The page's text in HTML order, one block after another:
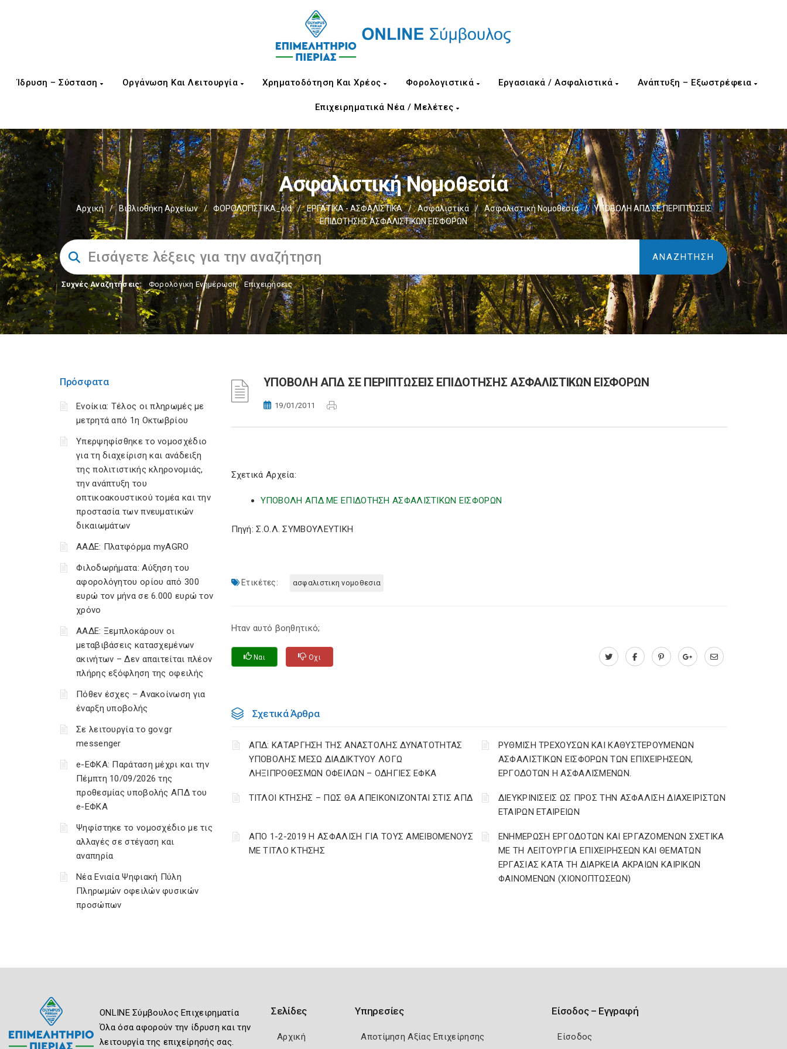
Ίδρυση – Σύσταση Οργάνωση Και Λειτουργία Χρηματοδότηση Και Χρέος Φορολογιστικά Εργασιακά / Ασφαλιστικά Ανάπτυξη – Εξωστρέφεια
Επιχειρηματικά Νέα / Μελέτες
Ασφαλιστική Νομοθεσία
Αρχική / Βιβλιοθήκη Αρχείων / ΦΟΡΟΛΟΓΙΣΤΙΚΑ_old / ΕΡΓΑΤΙΚΑ - ΑΣΦΑΛΙΣΤΙΚΑ / Ασφαλιστικά / Ασφαλιστική Νομοθεσία /
ΥΠΟΒΟΛΗ ΑΠΔ ΣΕ ΠΕΡΙΠΤΩΣΕΙΣ
ΕΠΙΔΟΤΗΣΗΣ ΑΣΦΑΛΙΣΤΙΚΩΝ ΕΙΣΦΟΡΩΝ
Συχνές Αναζητήσεις: Φορολογικη Ενημέρωση, Επιχειρήσεις
Πρόσφατα
Ενοίκια: Τέλος οι πληρωμές με
μετρητά από 1η Οκτωβρίου
Υπερψηφίσθηκε το νομοσχέδιο
για τη διαχείριση και ανάδειξη
της πολιτιστικής κληρονομιάς,
την ανάπτυξη του
οπτικοακουστικού τομέα και την
προστασία των πνευματικών
δικαιωμάτων
ΑΑΔΕ: Πλατφόρμα myAGRO
Φιλοδωρήματα: Αύξηση του
αφορολόγητου ορίου από 300
ευρώ τον μήνα σε 6.000 ευρώ τον
χρόνο
ΑΑΔΕ: Ξεμπλοκάρουν οι
μεταβιβάσεις κατασχεμένων
ακινήτων – Δεν απαιτείται πλέον
πλήρης εξόφληση της οφειλής
Πόθεν έσχες – Ανακοίνωση για
έναρξη υποβολής
Σε λειτουργία το gov.gr
messenger
e-ΕΦΚΑ: Παράταση μέχρι και την
Πέμπτη 10/09/2026 της
προθεσμίας υποβολής ΑΠΔ του
e-ΕΦΚΑ
Ψηφίστηκε το νομοσχέδιο με τις
αλλαγές σε στέγαση και
αναπηρία
Νέα Ενιαία Ψηφιακή Πύλη
Πληρωμών οφειλών φυσικών
προσώπων
ΥΠΟΒΟΛΗ ΑΠΔ ΣΕ ΠΕΡΙΠΤΩΣΕΙΣ ΕΠΙΔΟΤΗΣΗΣ ΑΣΦΑΛΙΣΤΙΚΩΝ ΕΙΣΦΟΡΩΝ
19/01/2011
Σχετικά Αρχεία:
ΥΠΟΒΟΛΗ ΑΠΔ ΜΕ ΕΠΙΔΟΤΗΣΗ ΑΣΦΑΛΙΣΤΙΚΩΝ ΕΙΣΦΟΡΩΝ
Πηγή: Σ.Ο.Λ. ΣΥΜΒΟΥΛΕΥΤΙΚΗ
Ετικέτες: ασφαλιστικη νομοθεσια
Ηταν αυτό βοηθητικό;
Ναι Οχι
Σχετικά Άρθρα
ΑΠΔ: ΚΑΤΑΡΓΗΣΗ ΤΗΣ ΑΝΑΣΤΟΛΗΣ ΔΥΝΑΤΟΤΗΤΑΣ
ΥΠΟΒΟΛΗΣ ΜΕΣΩ ΔΙΑΔΙΚΤΥΟΥ ΛΟΓΩ
ΛΗΞΙΠΡΟΘΕΣΜΩΝ ΟΦΕΙΛΩΝ – ΟΔΗΓΙΕΣ ΕΦΚΑ
ΡΥΘΜΙΣΗ ΤΡΕΧΟΥΣΩΝ ΚΑΙ ΚΑΘΥΣΤΕΡΟΥΜΕΝΩΝ
ΑΣΦΑΛΙΣΤΙΚΩΝ ΕΙΣΦΟΡΩΝ ΤΩΝ ΕΠΙΧΕΙΡΗΣΕΩΝ,
ΕΡΓΟΔΟΤΩΝ Η ΑΣΦΑΛΙΣΜΕΝΩΝ.
ΤΙΤΛΟΙ ΚΤΗΣΗΣ – ΠΩΣ ΘΑ ΑΠΕΙΚΟΝΙΖΟΝΤΑΙ ΣΤΙΣ ΑΠΔ
ΔΙΕΥΚΡΙΝΙΣΕΙΣ ΩΣ ΠΡΟΣ ΤΗΝ ΑΣΦΑΛΙΣΗ ΔΙΑΧΕΙΡΙΣΤΩΝ
ΕΤΑΙΡΩΝ ΕΤΑΙΡΕΙΩΝ
ΑΠΟ 1-2-2019 Η ΑΣΦΑΛΙΣΗ ΓΙΑ ΤΟΥΣ ΑΜΕΙΒΟΜΕΝΟΥΣ
ΜΕ ΤΙΤΛΟ ΚΤΗΣΗΣ
ΕΝΗΜΕΡΩΣΗ ΕΡΓΟΔΟΤΩΝ ΚΑΙ ΕΡΓΑΖΟΜΕΝΩΝ ΣΧΕΤΙΚΑ
ΜΕ ΤΗ ΛΕΙΤΟΥΡΓΙΑ ΕΠΙΧΕΙΡΗΣΕΩΝ ΚΑΙ ΘΕΜΑΤΩΝ
ΕΡΓΑΣΙΑΣ ΚΑΤΑ ΤΗ ΔΙΑΡΚΕΙΑ ΑΚΡΑΙΩΝ ΚΑΙΡΙΚΩΝ
ΦΑΙΝΟΜΕΝΩΝ (ΧΙΟΝΟΠΤΩΣΕΩΝ)
ONLINE Σύμβουλος Επιχειρηματία
Όλα όσα αφορούν την ίδρυση και την
λειτουργία της επιχείρησής σας.
Σελίδες
Αρχική
Υπηρεσίες
Αποτίμηση Αξίας Επιχείρησης
Είσοδος – Εγγραφή
Είσοδος